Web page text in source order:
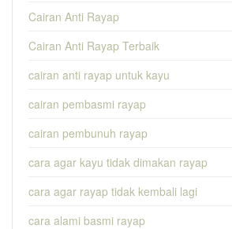
Cairan Anti Rayap
Cairan Anti Rayap Terbaik
cairan anti rayap untuk kayu
cairan pembasmi rayap
cairan pembunuh rayap
cara agar kayu tidak dimakan rayap
cara agar rayap tidak kembali lagi
cara alami basmi rayap